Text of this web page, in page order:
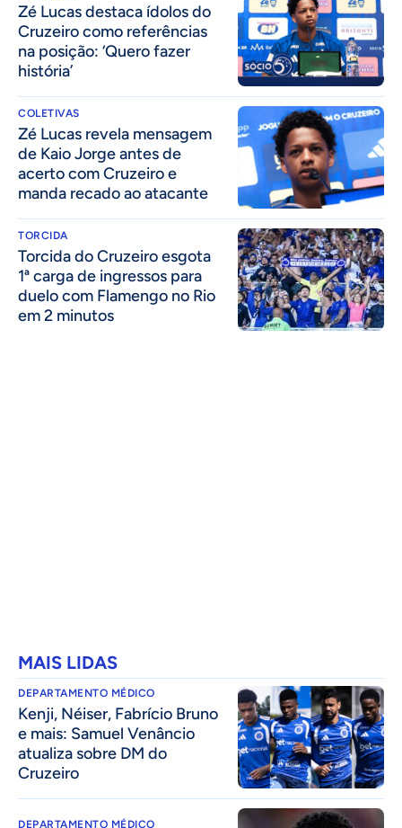
Zé Lucas destaca ídolos do
Cruzeiro como referências
na posição: ‘Quero fazer
história’
COLETIVAS
Zé Lucas revela mensagem
de Kaio Jorge antes de
acerto com Cruzeiro e
manda recado ao atacante
TORCIDA
Torcida do Cruzeiro esgota
1ª carga de ingressos para
duelo com Flamengo no Rio
em 2 minutos
MAIS LIDAS
DEPARTAMENTO MÉDICO
Kenji, Néiser, Fabrício Bruno
e mais: Samuel Venâncio
atualiza sobre DM do
Cruzeiro
DEPARTAMENTO MÉDICO